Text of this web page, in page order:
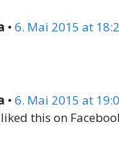
• 6. Mai 2015 at
• 6. Mai 2015 at
liked this on